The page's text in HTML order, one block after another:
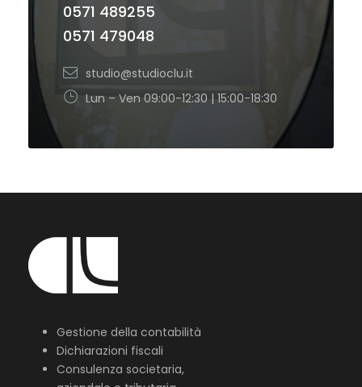
0571 489255
0571 479048
studio@studioclu.it
Lun – Ven 09:00-12:30 | 15:00-18:30
Gestione della contabilità
Dichiarazioni fiscali
Consulenza societaria,